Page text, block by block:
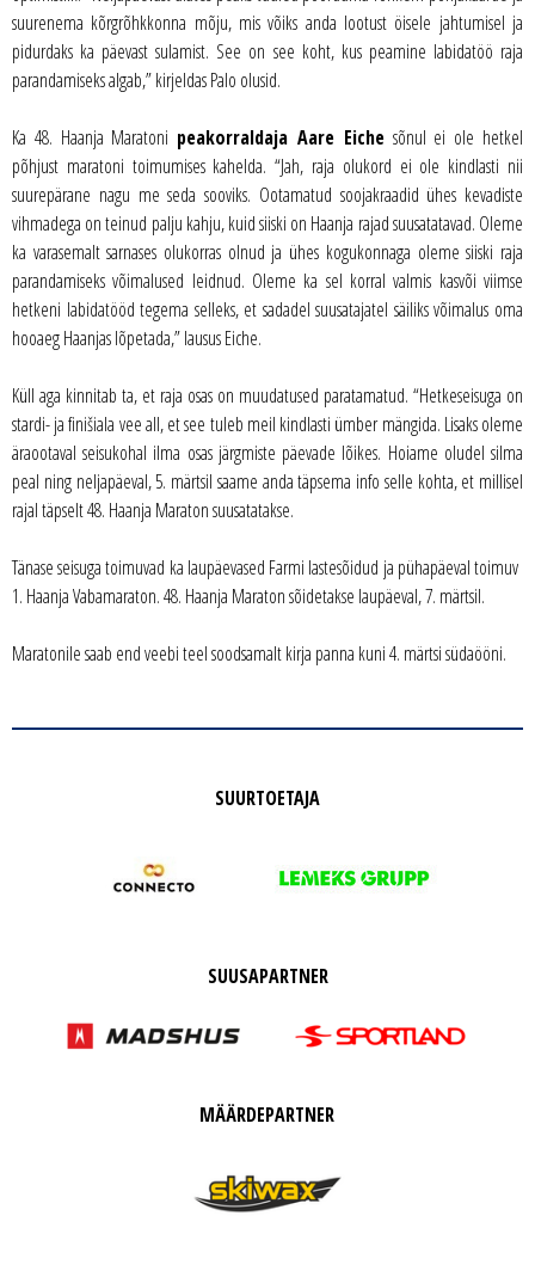
suurenema kõrgrõhkkonna mõju, mis võiks anda lootust öisele jahtumisel ja
pidurdaks ka päevast sulamist. See on see koht, kus peamine labidatöö raja
parandamiseks algab,” kirjeldas Palo olusid.
Ka 48. Haanja Maratoni peakorraldaja Aare Eichesõnul ei ole hetkel
põhjust maratoni toimumises kahelda. “Jah, raja olukord ei ole kindlasti nii
suurepärane nagu me seda sooviks. Ootamatud soojakraadid ühes kevadiste
vihmadega on teinud palju kahju, kuid siiski on Haanja rajad suusatatavad. Oleme
ka varasemalt sarnases olukorras olnud ja ühes kogukonnaga oleme siiski raja
parandamiseks võimalused leidnud. Oleme ka sel korral valmis kasvõi viimse
hetkeni labidatööd tegema selleks, et sadadel suusatajatel säiliks võimalus oma
hooaeg Haanjas lõpetada,” lausus Eiche.
Küll aga kinnitab ta, et raja osas on muudatused paratamatud. “Hetkeseisuga on
stardi- ja finišiala vee all, et see tuleb meil kindlasti ümber mängida. Lisaks oleme
äraootaval seisukohal ilma osas järgmiste päevade lõikes. Hoiame oludel silma
peal ning neljapäeval, 5. märtsil saame anda täpsema info selle kohta, et millisel
rajal täpselt 48. Haanja Maraton suusatatakse.
Tänase seisuga toimuvad ka laupäevased Farmi lastesõidud ja pühapäeval toimuv
1. Haanja Vabamaraton. 48. Haanja Maraton sõidetakse laupäeval, 7. märtsil.
Maratonile saab end veebi teel soodsamalt kirja panna kuni 4. märtsi südaööni.
SUURTOETAJA
SUUSAPARTNER
MÄÄRDEPARTNER